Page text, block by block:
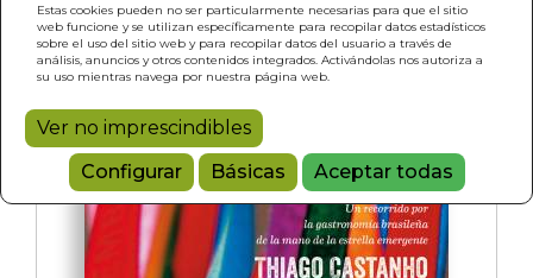
Estas cookies pueden no ser particularmente necesarias para que el sitio
web funcione y se utilizan específicamente para recopilar datos estadísticos
sobre el uso del sitio web y para recopilar datos del usuario a través de
análisis, anuncios y otros contenidos integrados. Activándolas nos autoriza a
su uso mientras navega por nuestra página web.
Ver no imprescindibles
Configurar
Básicas Aceptar todas